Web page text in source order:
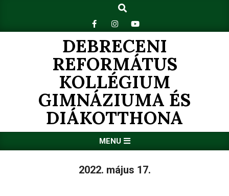
content
Search
DEBRECENI
REFORMÁTUS
KOLLÉGIUM
GIMNÁZIUMA ÉS
DIÁKOTTHONA
Navigation
MENU
2022. május 17.